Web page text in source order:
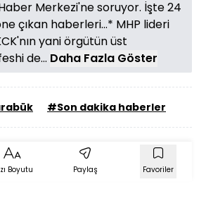
Merkezi'ne soruyor. İşte 24
çıkan haberleri...* MHP lideri
yani örgütün üst
de... Daha Fazla Göster
#Son dakika haberler
Boyutu Paylaş Favoriler